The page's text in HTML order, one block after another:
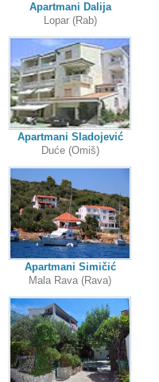
Apartmani Dalija
Lopar (Rab)
Apartmani Sladojević
Duće (Omiš)
Apartmani Simičić
Mala Rava (Rava)